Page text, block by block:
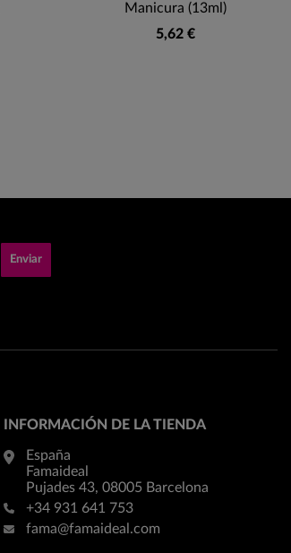
Manicura (13ml)
5,62 €
Enviar
INFORMACIÓN DE LA TIENDA
España
Famaideal
Pujades 43, 08005 Barcelona
+34 931 641 753
fama@famaideal.com